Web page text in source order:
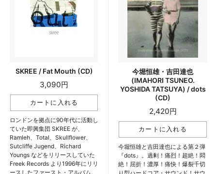
SKREE / Fat Mouth (CD)
3,090円
ロンドンを拠点に90年代に活動し
ていた即興集団 SKREE が、
Ramleh、Total、Skullflower、
Sutcliffe Jugend、Richard
Youngs などをリリースしていた
Freek Records より1996年にリリ
ースしたファースト・アルバム。
今堀恒雄・吉田達也
(IMAHORI TSUNEO.
YOSHIDA TATSUYA) / dots
(CD)
2,420円
今堀恒雄と吉田達也による第２弾
『dots』。過剰！痛烈！超絶！悶
絶！屈折！濃厚！痛快！爆裂千切